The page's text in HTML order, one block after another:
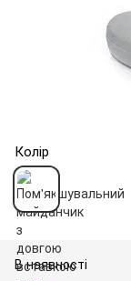
Колір
В наявності